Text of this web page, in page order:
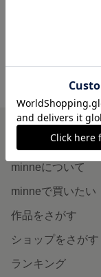
ゆぅ の
minneを知る
minneについて
minneで買いたい
作品をさがす
ショップをさがす
ランキング